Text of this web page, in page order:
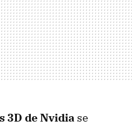
3D de Nvidia se